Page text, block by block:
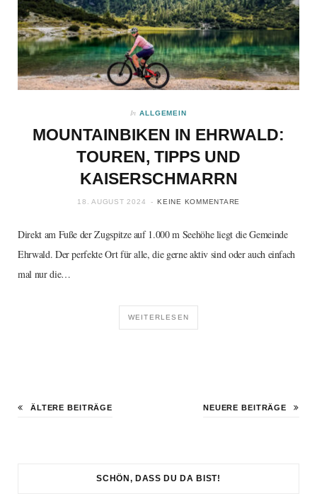
In ALLGEMEIN
MOUNTAINBIKEN IN EHRWALD:
TOUREN, TIPPS UND
KAISERSCHMARRN
18. AUGUST 2024 KEINE KOMMENTARE
Direkt am Fuße der Zugspitze auf 1.000 m Seehöhe liegt die Gemeinde
Ehrwald. Der perfekte Ort für alle, die gerne aktiv sind oder auch einfach
mal nur die…
WEITERLESEN
ÄLTERE BEITRÄGE NEUERE BEITRÄGE
SCHÖN, DASS DU DA BIST!